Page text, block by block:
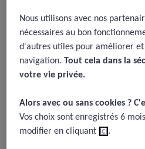
médecins et
région aux USA
13/11/2020
malpractice law on physician
standard reforms. Journal of Health
Nous utilisons avec nos
nécessaires au bon
d'autres utiles pour améliorer
navigation.Tout cela dans la
votre vie privée.​
Alors avec ou sans cookies ?
Vos choix sont enregistrés 6
modifier en cliquant ici.